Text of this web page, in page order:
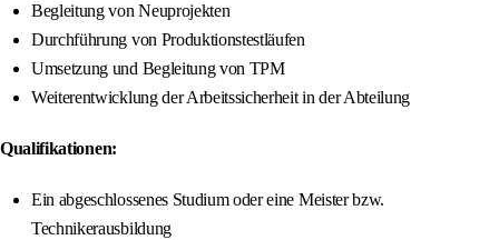
Begleitung von Neuprojekten
Durchführung von Produktionstestläufen
Umsetzung und Begleitung von TPM
Weiterentwicklung der Arbeitssicherheit in der Abteilung
Qualifikationen:
Ein abgeschlossenes Studium oder eine Meister bzw.
Technikerausbildung